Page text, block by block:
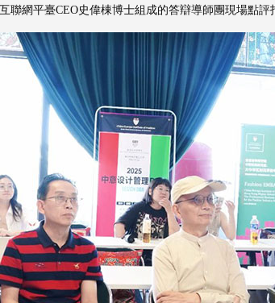
網平臺CEO史偉棟博士組成的答辯導師團現場點評